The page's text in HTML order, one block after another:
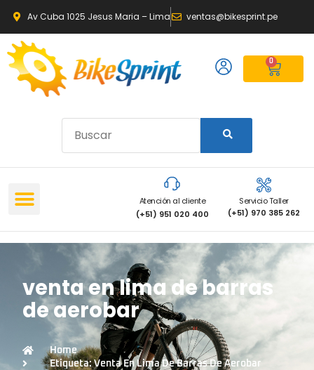
Av Cuba 1025 Jesus Maria – Lima ventas@bikesprint.pe
0
Atención al cliente
(+51) 951 020 400
Servicio Taller
(+51) 970 385 262
venta en lima de barras
de aerobar
Home
Etiqueta: Venta En Lima De Barras De Aerobar